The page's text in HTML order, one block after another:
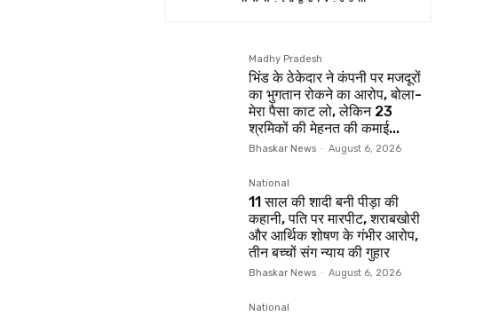
Madhy Pradesh
भिंड के ठेकेदार ने कंपनी पर मजदूरों
का भुगतान रोकने का आरोप, बोला-
मेरा पैसा काट लो, लेकिन 23
श्रमिकों की मेहनत की कमाई...
Bhaskar News - August 6, 2026
National
11 साल की शादी बनी पीड़ा की
कहानी, पति पर मारपीट, शराबखोरी
और आर्थिक शोषण के गंभीर आरोप,
तीन बच्चों संग न्याय की गुहार
Bhaskar News - August 6, 2026
National